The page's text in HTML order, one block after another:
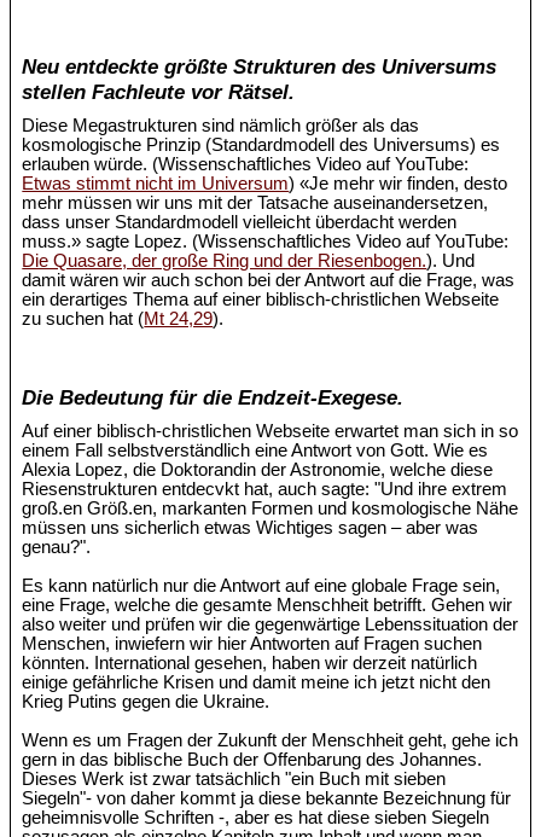
Neu entdeckte größte Strukturen des Universums
stellen Fachleute vor Rätsel.
Diese Megastrukturen sind nämlich größer als das
kosmologische Prinzip (Standardmodell des Universums) es
erlauben würde. (Wissenschaftliches Video auf YouTube:
Etwas stimmt nicht im Universum) «Je mehr wir finden, desto
mehr müssen wir uns mit der Tatsache auseinandersetzen,
dass unser Standardmodell vielleicht überdacht werden
muss.» sagte Lopez. (Wissenschaftliches Video auf YouTube:
Die Quasare, der große Ring und der Riesenbogen.). Und
damit wären wir auch schon bei der Antwort auf die Frage, was
ein derartiges Thema auf einer biblisch-christlichen Webseite
zu suchen hat (Mt 24,29).
Die Bedeutung für die Endzeit-Exegese.
Auf einer biblisch-christlichen Webseite erwartet man sich in so
einem Fall selbstverständlich eine Antwort von Gott. Wie es
Alexia Lopez, die Doktorandin der Astronomie, welche diese
Riesenstrukturen entdecvkt hat, auch sagte: "Und ihre extrem
groß.en Größ.en, markanten Formen und kosmologische Nähe
müssen uns sicherlich etwas Wichtiges sagen – aber was
genau?".
Es kann natürlich nur die Antwort auf eine globale Frage sein,
eine Frage, welche die gesamte Menschheit betrifft. Gehen wir
also weiter und prüfen wir die gegenwärtige Lebenssituation der
Menschen, inwiefern wir hier Antworten auf Fragen suchen
könnten. International gesehen, haben wir derzeit natürlich
einige gefährliche Krisen und damit meine ich jetzt nicht den
Krieg Putins gegen die Ukraine.
Wenn es um Fragen der Zukunft der Menschheit geht, gehe ich
gern in das biblische Buch der Offenbarung des Johannes.
Dieses Werk ist zwar tatsächlich "ein Buch mit sieben
Siegeln"- von daher kommt ja diese bekannte Bezeichnung für
geheimnisvolle Schriften -, aber es hat diese sieben Siegeln